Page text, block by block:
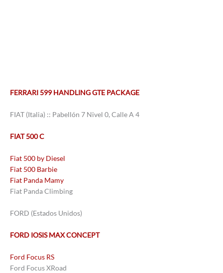
FERRARI 599 HANDLING GTE PACKAGE
FIAT (Italia) :: Pabellón 7 Nivel 0, Calle A 4
FIAT 500 C
Fiat 500 by Diesel
Fiat 500 Barbie
Fiat Panda Mamy
Fiat Panda Climbing
FORD (Estados Unidos)
FORD IOSIS MAX CONCEPT
Ford Focus RS
Ford Focus XRoad